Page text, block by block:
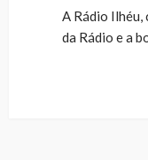
A Rádio Ilhéu,
da Rádio e a